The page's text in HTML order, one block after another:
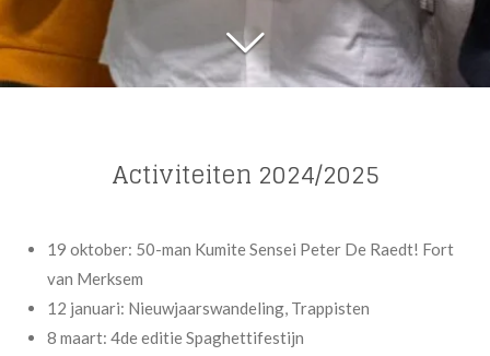
Activiteiten 2024/2025
19 oktober: 50-man Kumite Sensei Peter De Raedt! Fort
van Merksem
12 januari: Nieuwjaarswandeling, Trappisten
8 maart: 4de editie Spaghettifestijn